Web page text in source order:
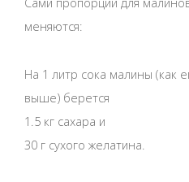
меняются:
На 1 литр сока малины (как
выше) берется
1.5 кг сахара и
30 г сухого желатина.